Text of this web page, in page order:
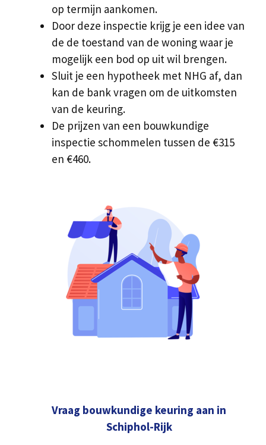
op termijn aankomen.
Door deze inspectie krijg je een idee van
de de toestand van de woning waar je
mogelijk een bod op uit wil brengen.
Sluit je een hypotheek met NHG af, dan
kan de bank vragen om de uitkomsten
van de keuring.
De prijzen van een bouwkundige
inspectie schommelen tussen de €315
en €460.
Vraag bouwkundige keuring aan in
Schiphol-Rijk